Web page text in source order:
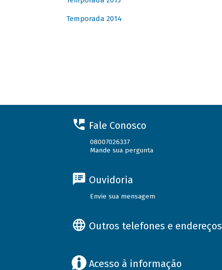
Temporada 2014
Fale Conosco
08007026337
Mande sua pergunta
Ouvidoria
Envie sua mensagem
Outros telefones e endereços
Acesso à informação